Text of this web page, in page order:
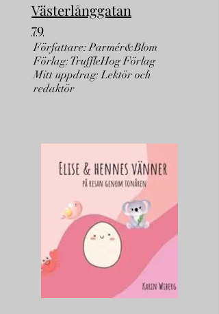
Västerlånggatan
79
Författare: Parmér&Blom
Förlag: TruffleHog Förlag
Mitt uppdrag: Lektör och
redaktör